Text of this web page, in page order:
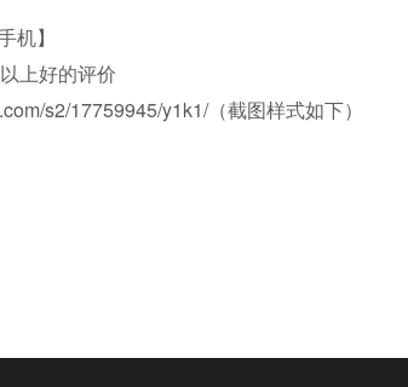
机】
上好的评价
s2/17759945/y1k1/（截图样式如下）